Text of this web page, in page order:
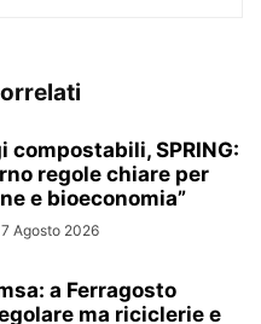
compostabili, SPRING:
regole chiare per
e bioeconomia”
7 Agosto 2026
a Ferragosto
ma riciclerie e